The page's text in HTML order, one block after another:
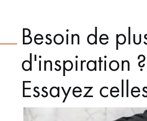
Besoin de
d'inspiration ?
Essayez